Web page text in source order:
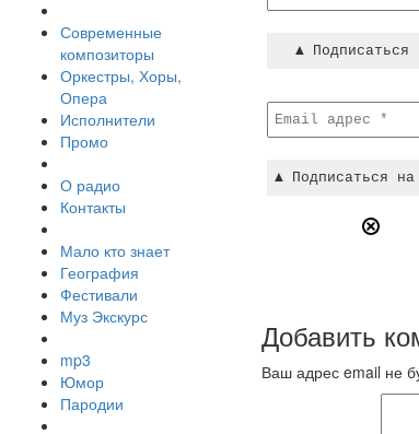
Современные
композиторы
Оркестры, Хоры,
Опера
Исполнители
Промо
О радио
Контакты
Мало кто знает
География
Фестивали
Муз Экскурс
mp3
Юмор
Пародии
Добавить
Ваш адрес email не